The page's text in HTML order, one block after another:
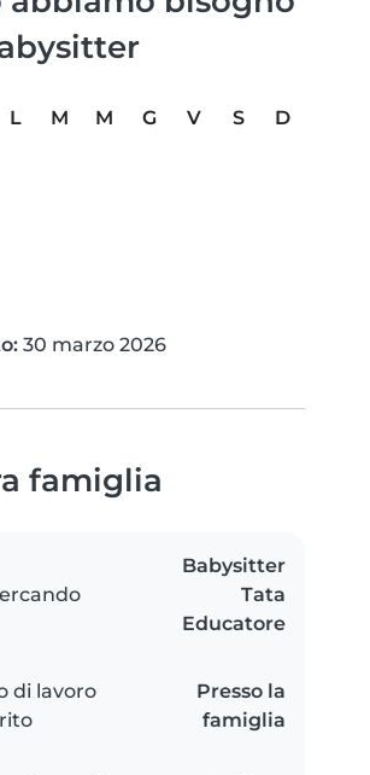
L M M G V S
D
30 marzo 2026
famiglia
Babysitter
Tata
Educatore
di lavoro
Presso la
famiglia